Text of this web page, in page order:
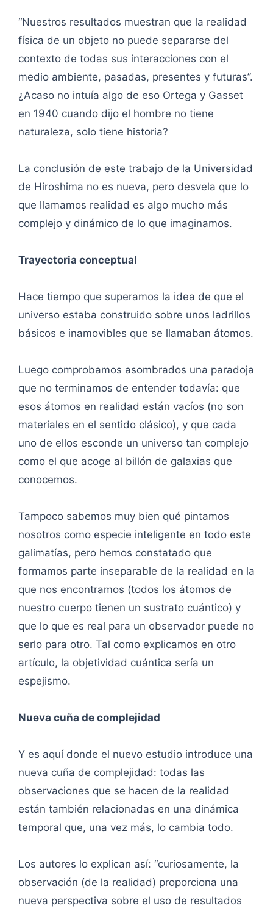
“Nuestros resultados muestran que la realidad
física de un objeto no puede separarse del
contexto de todas sus interacciones con el
medio ambiente, pasadas, presentes y futuras”.
¿Acaso no intuía algo de eso Ortega y Gasset
en 1940 cuando dijo el hombre no tiene
naturaleza, solo tiene historia?
La conclusión de este trabajo de la Universidad
de Hiroshima no es nueva, pero desvela que lo
que llamamos realidad es algo mucho más
complejo y dinámico de lo que imaginamos.
Trayectoria conceptual
Hace tiempo que superamos la idea de que el
universo estaba construido sobre unos ladrillos
básicos e inamovibles que se llamaban átomos.
Luego comprobamos asombrados una paradoja
que no terminamos de entender todavía: que
esos átomos en realidad están vacíos (no son
materiales en el sentido clásico), y que cada
uno de ellos esconde un universo tan complejo
como el que acoge al billón de galaxias que
conocemos.
Tampoco sabemos muy bien qué pintamos
nosotros como especie inteligente en todo este
galimatías, pero hemos constatado que
formamos parte inseparable de la realidad en la
que nos encontramos (todos los átomos de
nuestro cuerpo tienen un sustrato cuántico) y
que lo que es real para un observador puede no
serlo para otro. Tal como explicamos en otro
artículo, la objetividad cuántica sería un
espejismo.
Nueva cuña de complejidad
Y es aquí donde el nuevo estudio introduce una
nueva cuña de complejidad: todas las
observaciones que se hacen de la realidad
están también relacionadas en una dinámica
temporal que, una vez más, lo cambia todo.
Los autores lo explican así: “curiosamente, la
observación (de la realidad) proporciona una
nueva perspectiva sobre el uso de resultados